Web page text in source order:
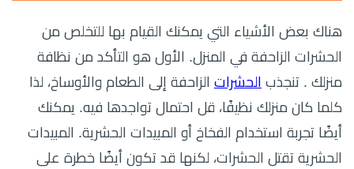
هناك بعض الأشياء التي يمكنك القيام بها للتخلص من
الحشرات الزاحفة في المنزل. الأول هو التأكد من نظافة
منزلك . تنجذب الحشرات الزاحفة إلى الطعام والأوساخ، لذا
كلما كان منزلك نظيفًا، قل احتمال تواجدها فيه. يمكنك
أيضًا تجربة استخدام الفخاخ أو المبيدات الحشرية. المبيدات
الحشرية تقتل الحشرات، لكنها قد تكون أيضًا خطرة على